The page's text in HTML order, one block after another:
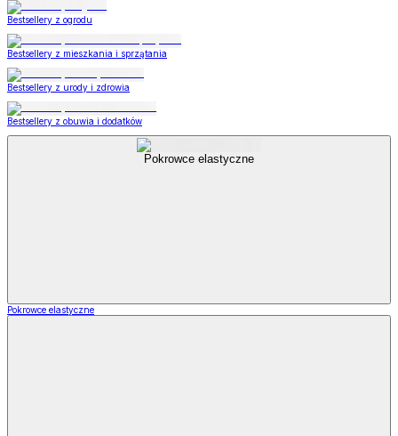
Bestsellery z ogrodu
Bestsellery z mieszkania i sprzątania
Bestsellery z urody i zdrowia
Bestsellery z obuwia i dodatków
Pokrowce elastyczne
Pokrowce elastyczne